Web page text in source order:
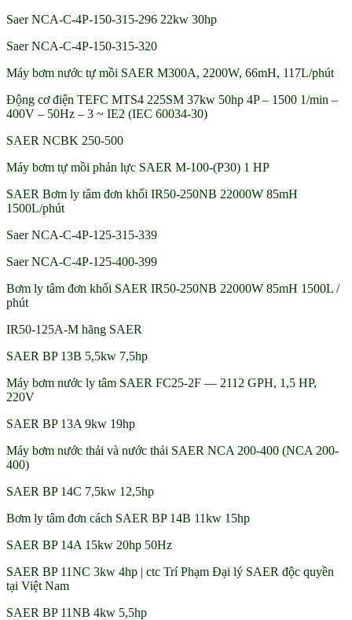
Saer NCA-C-4P-150-315-296 22kw 30hp
Saer NCA-C-4P-150-315-320
Máy bơm nước tự mồi SAER M300A, 2200W, 66mH, 117L/phút
Động cơ điện TEFC MTS4 225SM 37kw 50hp 4P – 1500 1/min –
400V – 50Hz – 3 ~ IE2 (IEC 60034-30)
SAER NCBK 250-500
Máy bơm tự mồi phản lực SAER M-100-(P30) 1 HP
SAER Bơm ly tâm đơn khối IR50-250NB 22000W 85mH
1500L/phút
Saer NCA-C-4P-125-315-339
Saer NCA-C-4P-125-400-399
Bơm ly tâm đơn khối SAER IR50-250NB 22000W 85mH 1500L /
phút
IR50-125A-M hãng SAER
SAER BP 13B 5,5kw 7,5hp
Máy bơm nước ly tâm SAER FC25-2F — 2112 GPH, 1,5 HP,
220V
SAER BP 13A 9kw 19hp
Máy bơm nước thải và nước thải SAER NCA 200-400 (NCA 200-
400)
SAER BP 14C 7,5kw 12,5hp
Bơm ly tâm đơn cách SAER BP 14B 11kw 15hp
SAER BP 14A 15kw 20hp 50Hz
SAER BP 11NC 3kw 4hp | ctc Trí Phạm Đại lý SAER độc quyền
tại Việt Nam
SAER BP 11NB 4kw 5,5hp